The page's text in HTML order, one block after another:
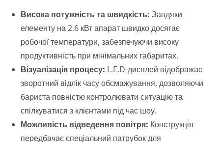
Висока потужність та швидкість: Завдяки
елементу на 2.6 кВт апарат швидко досягає
робочої температури, забезпечуючи високу
продуктивність при мінімальних габаритах.
Візуалізація процесу: L.E.D-дисплей відображає
зворотний відлік часу обсмажування, дозволяючи
бариста повністю контролювати ситуацію та
спілкуватися з клієнтами під час шоу.
Можливість відведення повітря: Конструкція
передбачає спеціальний патрубок для